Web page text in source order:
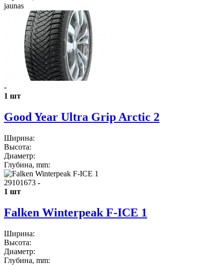
jaunas
-
1 шт
Good Year Ultra Grip Arctic 2
Ширина:
Высота:
Диаметр:
Глубина, mm:
29101673 -
1 шт
Falken Winterpeak F-ICE 1
Ширина:
Высота:
Диаметр:
Глубина, mm: